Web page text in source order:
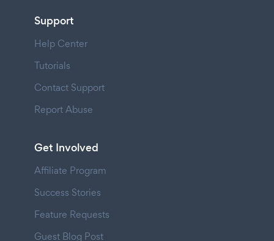
Support
Help Center
Tutorials
Contact Support
Report Abuse
Get Involved
Affiliate Program
Success Stories
Feature Requests
Guest Blog Post